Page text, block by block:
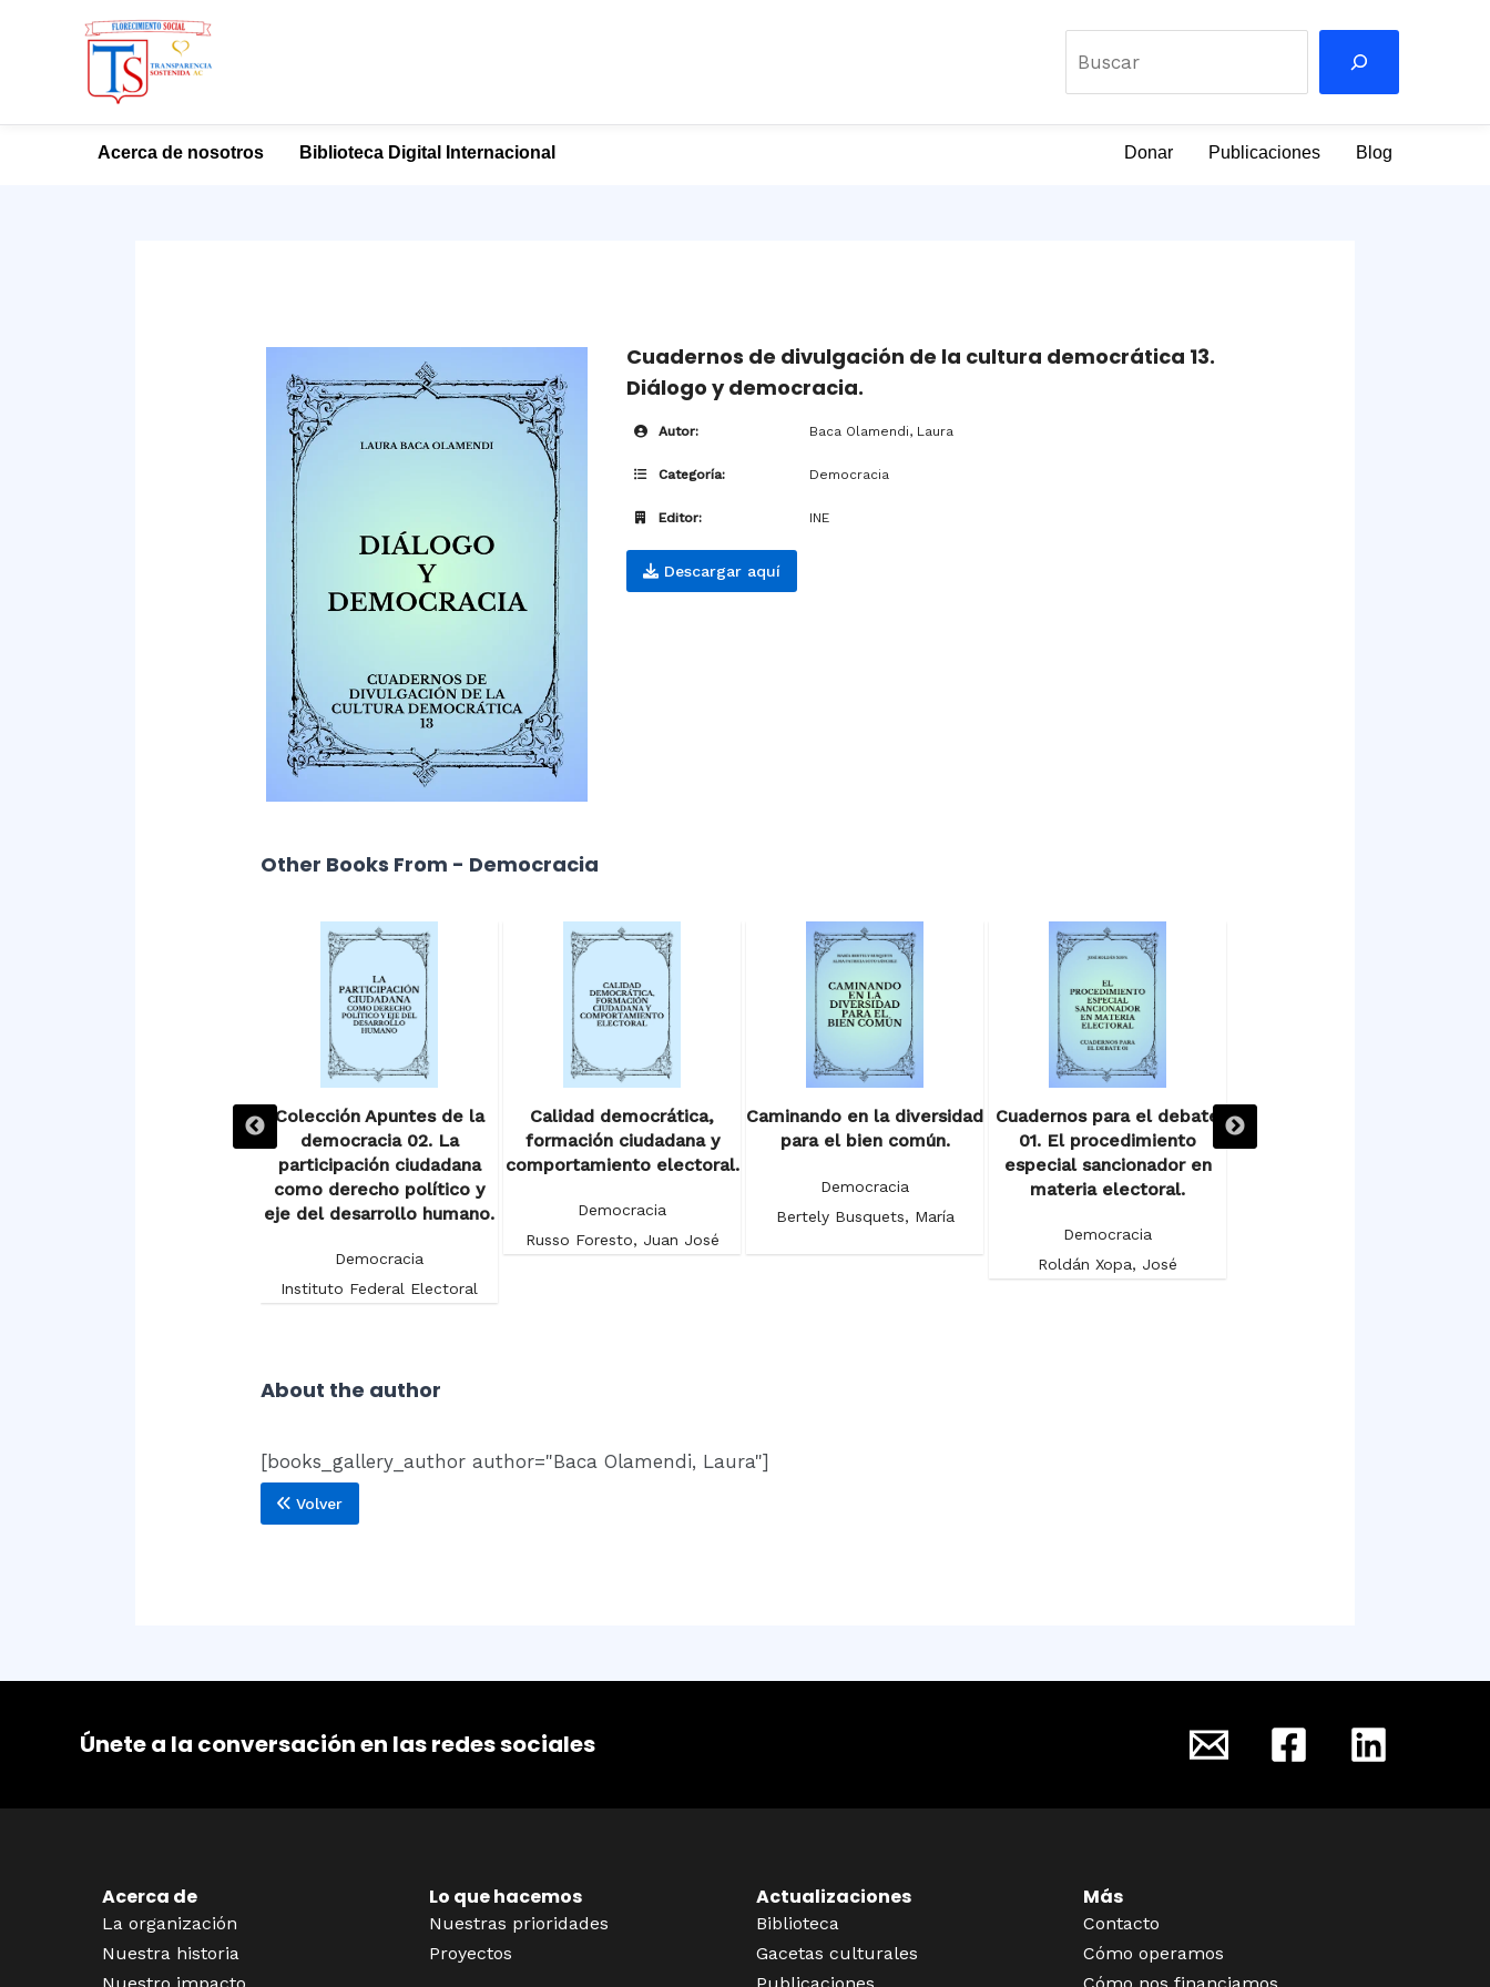
Buscar
Acerca de nosotros Biblioteca Digital Internacional Donar Publicaciones Blog
Cuadernos de divulgación de la cultura democrática 13.
Diálogo y democracia.
Autor: Baca Olamendi, Laura
Categoría: Democracia
Editor: INE
Descargar aquí
Other Books From - Democracia
Colección Apuntes de la
democracia 02. La
participación ciudadana
como derecho político y
eje del desarrollo humano.
Democracia
Instituto Federal Electoral
Calidad democrática,
formación ciudadana y
comportamiento electoral.
Democracia
Russo Foresto, Juan José
Caminando en la diversidad
para el bien común.
Democracia
Bertely Busquets, María
Cuadernos para el debate
01. El procedimiento
especial sancionador en
materia electoral.
Democracia
Roldán Xopa, José
Cuadernos para el debate
02. El sistema federal y los
About the author
[books_gallery_author author="Baca Olamendi, Laura"]
Volver
Únete a la conversación en las redes sociales
Acerca de
La organización
Nuestra historia
Nuestro impacto
Lo que hacemos
Nuestras prioridades
Proyectos
Actualizaciones
Biblioteca
Gacetas culturales
Publicaciones
Más
Contacto
Cómo operamos
Cómo nos financiamos